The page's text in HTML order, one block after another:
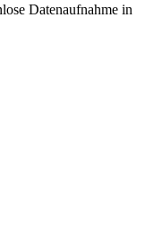
Datenaufnahme in